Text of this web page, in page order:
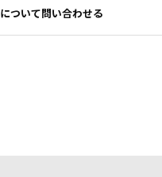
ついて問い合わせる